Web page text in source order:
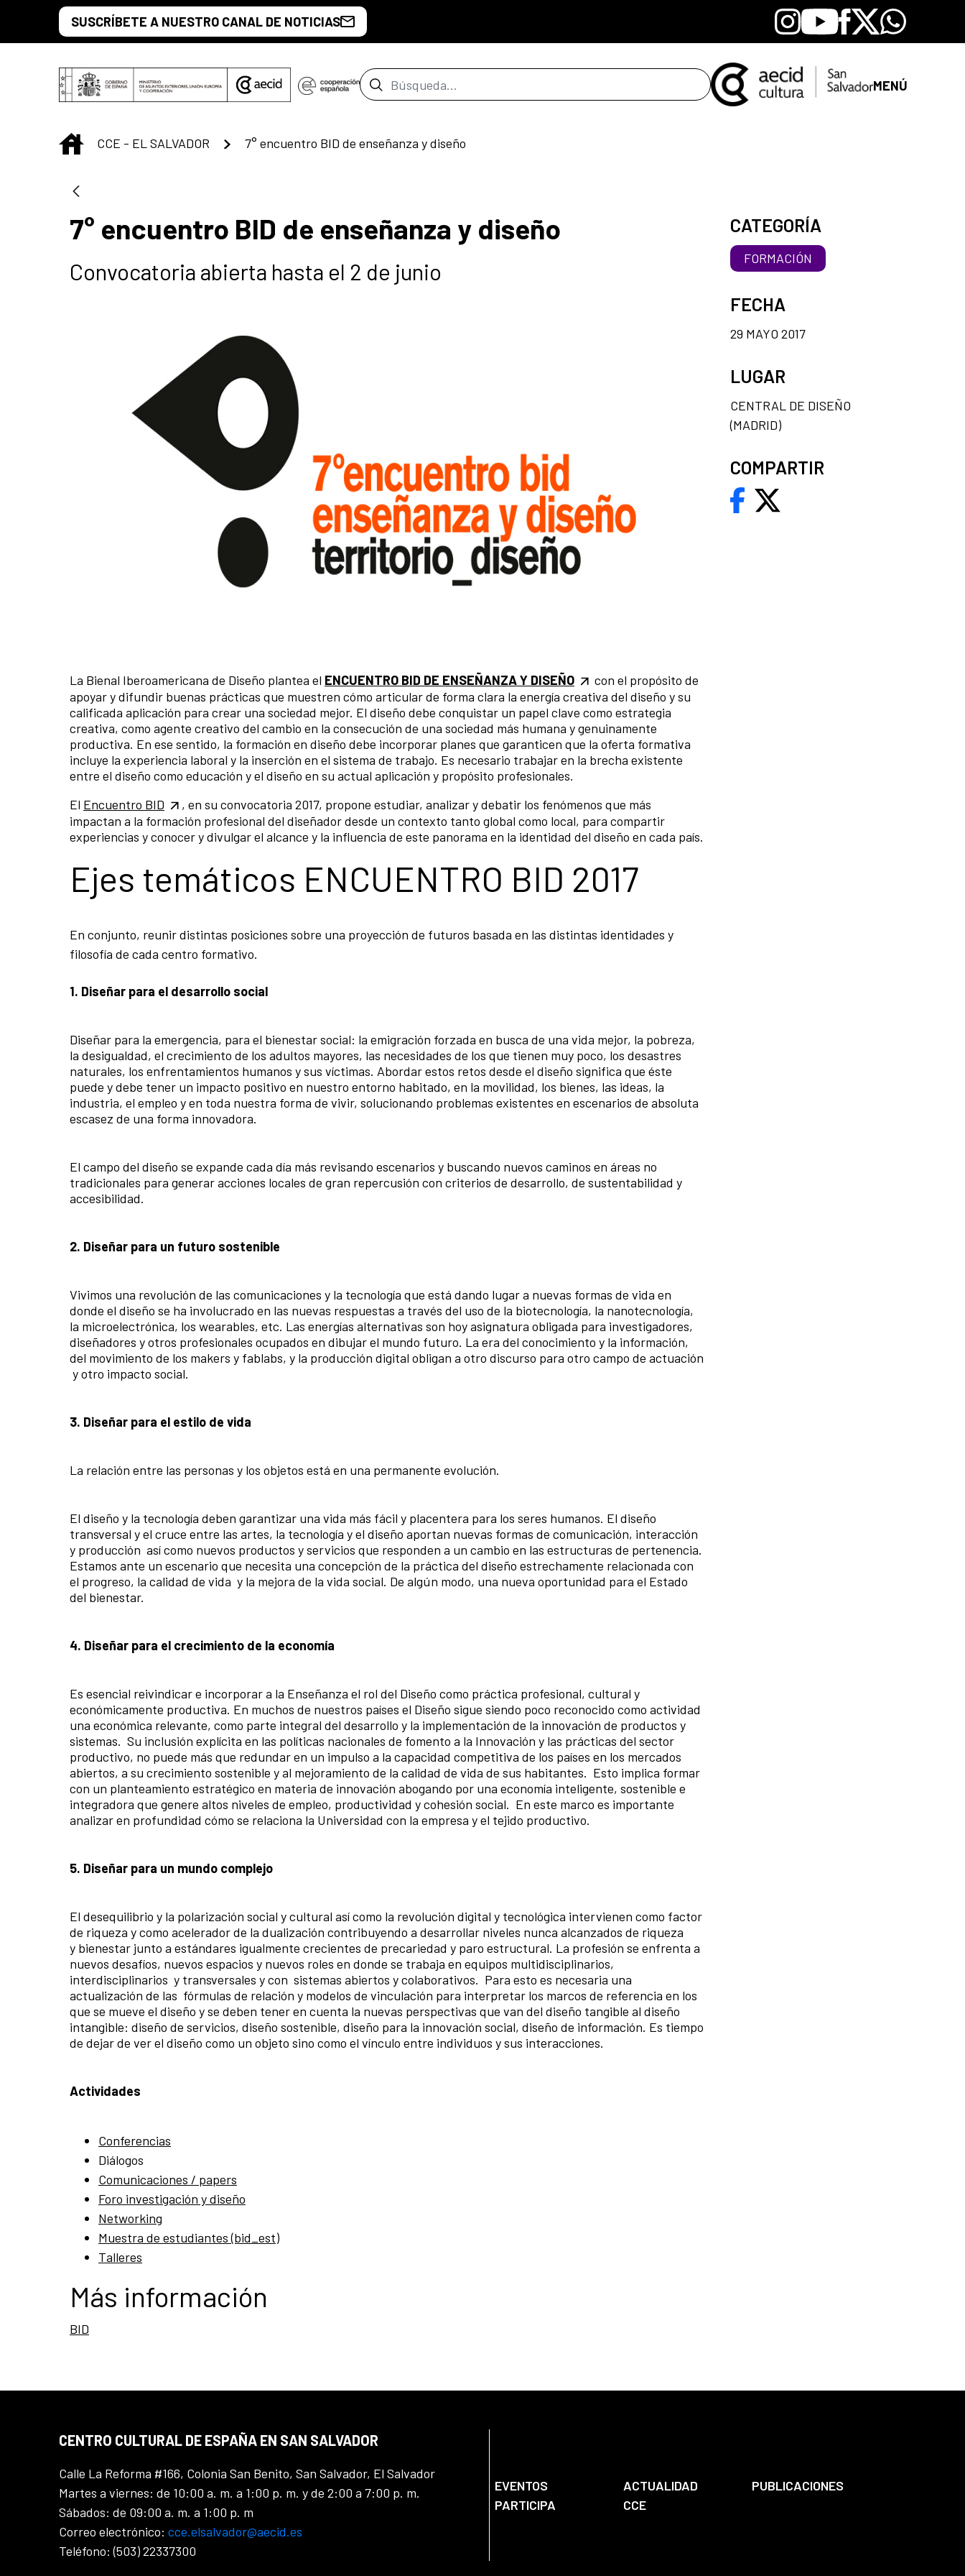
Saltar al contenido principal
SUSCRÍBETE A NUESTRO CANAL DE NOTICIAS Instagram
YoutubeFacebook
X Whatsapp
Barra de búsqueda MENÚ
INICIO
CCE - EL SALVADOR 7° encuentro BID de enseñanza y diseño
7° encuentro BID de enseñanza y diseño
Convocatoria abierta hasta el 2 de junio
La Bienal Iberoamericana de Diseño plantea el ENCUENTRO BID DE ENSEÑANZA Y DISEÑO
con el propósito de
apoyar y difundir buenas prácticas que muestren cómo articular de forma clara la energía creativa del diseño y su
calificada aplicación para crear una sociedad mejor. El diseño debe conquistar un papel clave como estrategia
creativa, como agente creativo del cambio en la consecución de una sociedad más humana y genuinamente
productiva. En ese sentido, la formación en diseño debe incorporar planes que garanticen que la oferta formativa
incluye la experiencia laboral y la inserción en el sistema de trabajo. Es necesario trabajar en la brecha existente
entre el diseño como educación y el diseño en su actual aplicación y propósito profesionales.
El Encuentro BID
, en su convocatoria 2017, propone estudiar, analizar y debatir los fenómenos que más
impactan a la formación profesional del diseñador desde un contexto tanto global como local, para compartir
experiencias y conocer y divulgar el alcance y la influencia de este panorama en la identidad del diseño en cada país.
Ejes temáticos ENCUENTRO BID 2017
En conjunto, reunir distintas posiciones sobre una proyección de futuros basada en las distintas identidades y
filosofía de cada centro formativo.
1. Diseñar para el desarrollo social
Diseñar para la emergencia, para el bienestar social: la emigración forzada en busca de una vida mejor, la pobreza,
la desigualdad, el crecimiento de los adultos mayores, las necesidades de los que tienen muy poco, los desastres
naturales, los enfrentamientos humanos y sus víctimas. Abordar estos retos desde el diseño significa que éste
puede y debe tener un impacto positivo en nuestro entorno habitado, en la movilidad, los bienes, las ideas, la
industria, el empleo y en toda nuestra forma de vivir, solucionando problemas existentes en escenarios de absoluta
escasez de una forma innovadora.
El campo del diseño se expande cada día más revisando escenarios y buscando nuevos caminos en áreas no
tradicionales para generar acciones locales de gran repercusión con criterios de desarrollo, de sustentabilidad y
accesibilidad.
2. Diseñar para un futuro sostenible
Vivimos una revolución de las comunicaciones y la tecnología que está dando lugar a nuevas formas de vida en
donde el diseño se ha involucrado en las nuevas respuestas a través del uso de la biotecnología, la nanotecnología,
la microelectrónica, los wearables, etc. Las energías alternativas son hoy asignatura obligada para investigadores,
diseñadores y otros profesionales ocupados en dibujar el mundo futuro. La era del conocimiento y la información,
del movimiento de los makers y fablabs, y la producción digital obligan a otro discurso para otro campo de actuación
y otro impacto social.
3. Diseñar para el estilo de vida
La relación entre las personas y los objetos está en una permanente evolución.
El diseño y la tecnología deben garantizar una vida más fácil y placentera para los seres humanos. El diseño
transversal y el cruce entre las artes, la tecnología y el diseño aportan nuevas formas de comunicación, interacción
y producción así como nuevos productos y servicios que responden a un cambio en las estructuras de pertenencia.
Estamos ante un escenario que necesita una concepción de la práctica del diseño estrechamente relacionada con
el progreso, la calidad de vida y la mejora de la vida social. De algún modo, una nueva oportunidad para el Estado
del bienestar.
4. Diseñar para el crecimiento de la economía
Es esencial reivindicar e incorporar a la Enseñanza el rol del Diseño como práctica profesional, cultural y
económicamente productiva. En muchos de nuestros países el Diseño sigue siendo poco reconocido como actividad
una económica relevante, como parte integral del desarrollo y la implementación de la innovación de productos y
sistemas. Su inclusión explícita en las políticas nacionales de fomento a la Innovación y las prácticas del sector
productivo, no puede más que redundar en un impulso a la capacidad competitiva de los países en los mercados
abiertos, a su crecimiento sostenible y al mejoramiento de la calidad de vida de sus habitantes. Esto implica formar
con un planteamiento estratégico en materia de innovación abogando por una economía inteligente, sostenible e
integradora que genere altos niveles de empleo, productividad y cohesión social. En este marco es importante
analizar en profundidad cómo se relaciona la Universidad con la empresa y el tejido productivo.
5. Diseñar para un mundo complejo
El desequilibrio y la polarización social y cultural así como la revolución digital y tecnológica intervienen como factor
de riqueza y como acelerador de la dualización contribuyendo a desarrollar niveles nunca alcanzados de riqueza
y bienestar junto a estándares igualmente crecientes de precariedad y paro estructural. La profesión se enfrenta a
nuevos desafíos, nuevos espacios y nuevos roles en donde se trabaja en equipos multidisciplinarios,
interdisciplinarios y transversales y con sistemas abiertos y colaborativos. Para esto es necesaria una
actualización de las fórmulas de relación y modelos de vinculación para interpretar los marcos de referencia en los
que se mueve el diseño y se deben tener en cuenta la nuevas perspectivas que van del diseño tangible al diseño
intangible: diseño de servicios, diseño sostenible, diseño para la innovación social, diseño de información. Es tiempo
de dejar de ver el diseño como un objeto sino como el vínculo entre individuos y sus interacciones.
Actividades
Conferencias
Diálogos
Comunicaciones / papers
Foro investigación y diseño
Networking
Muestra de estudiantes (bid_est)
Talleres
Más información
BID
CATEGORÍA
FORMACIÓN
FECHA
29 MAYO 2017
LUGAR
CENTRAL DE DISEÑO
(MADRID)
COMPARTIR
CENTRO CULTURAL DE ESPAÑA EN SAN SALVADOR
Calle La Reforma #166, Colonia San Benito, San Salvador, El Salvador
Martes a viernes: de 10:00 a. m. a 1:00 p. m. y de 2:00 a 7:00 p. m.
Sábados: de 09:00 a. m. a 1:00 p. m
Correo electrónico: cce.elsalvador@aecid.es
Teléfono: (503) 22337300
EVENTOS ACTUALIDAD
PUBLICACIONES
PARTICIPA
CCE